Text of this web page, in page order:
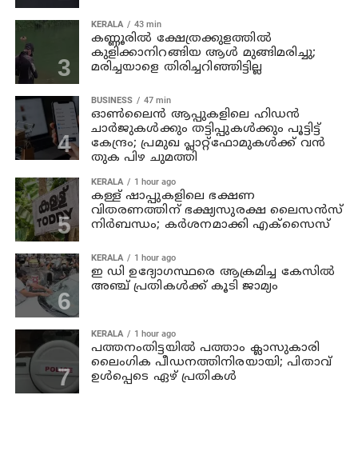
KERALA 43 min
കണ്ണൂരില്‍ ക്ഷേത്രക്കുളത്തില്‍
കുളിക്കാനിറങ്ങിയ ആള്‍ മുങ്ങിമരിച്ചു;
മരിച്ചയാളെ തിരിച്ചറിഞ്ഞിട്ടില്ല
BUSINESS 47 min
ഓൺലൈൻ ആപ്പുകളിലെ ഹിഡൻ
ചാർജുകൾക്കും തട്ടിപ്പുകൾക്കും പൂട്ടിട്ട്
കേന്ദ്രം; പ്രമുഖ പ്ലാറ്റ്‌ഫോമുകൾക്ക് വൻ
തുക പിഴ ചുമത്തി
KERALA 1 hour ago
കള്ള് ഷാപ്പുകളിലെ ഭക്ഷണ
വിതരണത്തിന് ഭക്ഷ്യസുരക്ഷ ലൈസന്‍സ്
നിര്‍ബന്ധം; കര്‍ശനമാക്കി എക്സൈസ്
KERALA 1 hour ago
ഇ ഡി ഉദ്യോഗസ്ഥരെ ആക്രമിച്ച കേസില്‍
അഞ്ച് പ്രതികള്‍ക്ക് കൂടി ജാമ്യം
KERALA 1 hour ago
പത്തനംതിട്ടയില്‍ പത്താം ക്ലാസുകാരി
ലൈംഗിക പീഡനത്തിനിരയായി; പിതാവ്
ഉള്‍പ്പെടെ ഏഴ് പ്രതികള്‍